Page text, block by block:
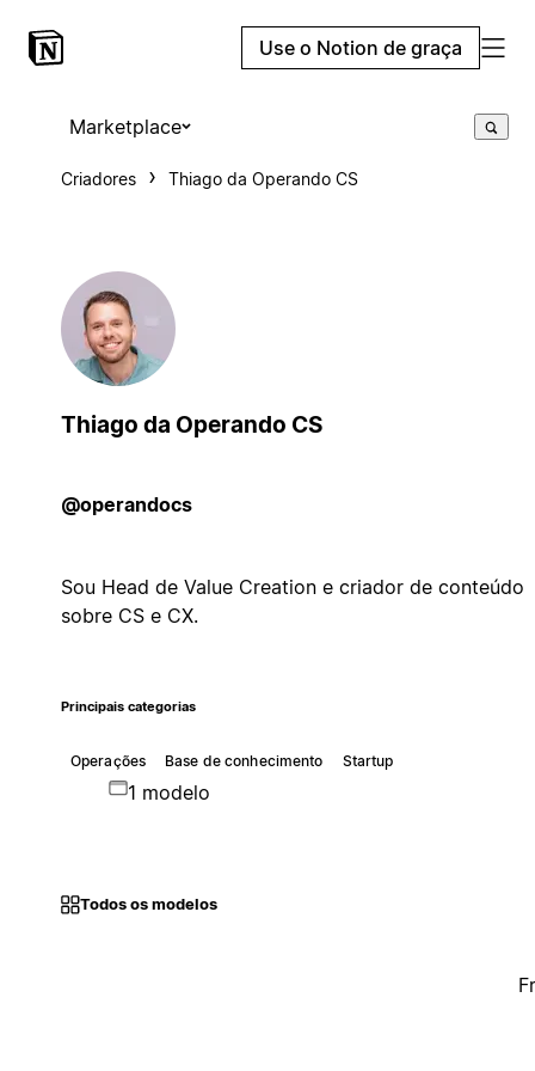
Use o Notion de graça
Marketplace
Criadores Thiago da Operando CS
Thiago da Operando CS
@operandocs
Sou Head de Value Creation e criador de conteúdo
sobre CS e CX.
Principais categorias
Operações Base de conhecimento Startup
1 modelo
Todos os modelos